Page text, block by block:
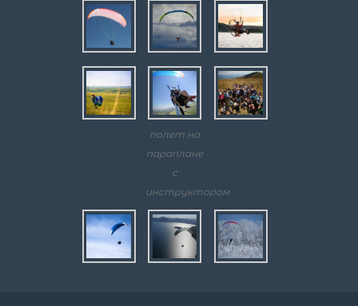
полет на
параплане
с
инструктором